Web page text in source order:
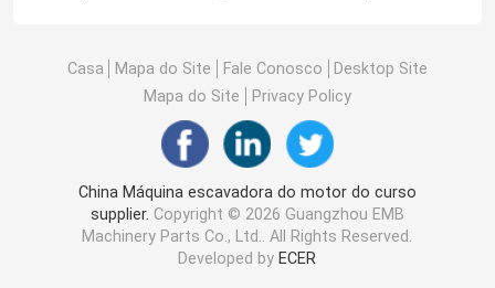
Casa Mapa do Site Fale Conosco
Desktop Site
Mapa do Site
Privacy Policy
China Máquina escavadora do motor do curso
supplier. Copyright © 2026 Guangzhou EMB
Machinery Parts Co., Ltd.. All Rights Reserved.
Developed byECER